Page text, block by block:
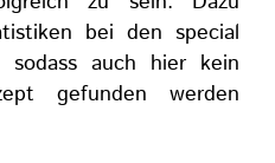
bei den special
auch hier kein
gefunden werden